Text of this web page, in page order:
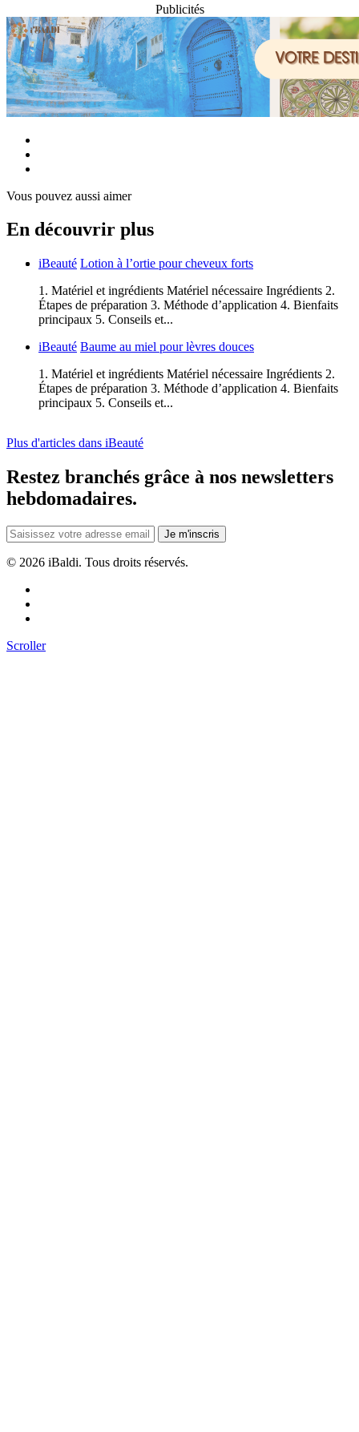
Publicités
Vous pouvez aussi aimer
En découvrir plus
iBeauté Lotion à l’ortie pour cheveux forts
1. Matériel et ingrédients Matériel nécessaire Ingrédients 2.
Étapes de préparation 3. Méthode d’application 4. Bienfaits
principaux 5. Conseils et...
iBeauté Baume au miel pour lèvres douces
1. Matériel et ingrédients Matériel nécessaire Ingrédients 2.
Étapes de préparation 3. Méthode d’application 4. Bienfaits
principaux 5. Conseils et...
Plus d'articles dans iBeauté
Restez branchés grâce à nos newsletters
hebdomadaires.
Je m'inscris
© 2026 iBaldi. Tous droits réservés.
Scroller